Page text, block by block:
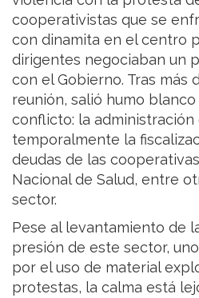
cooperativistas que se
con dinamita en el centro
dirigentes negociaban un
con el Gobierno. Tras más
reunión, salió humo
conflicto: la administración
temporalmente la
deudas de las
Nacional de Salud, entre
sector.
Pese al levantamiento de
presión de este sector,
por el uso de material
protestas, la calma está